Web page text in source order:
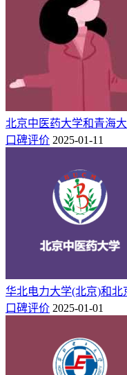
北京中医药大学和青海
口碑评价 2025-01-11
华北电力大学(北京)和
口碑评价 2025-01-01